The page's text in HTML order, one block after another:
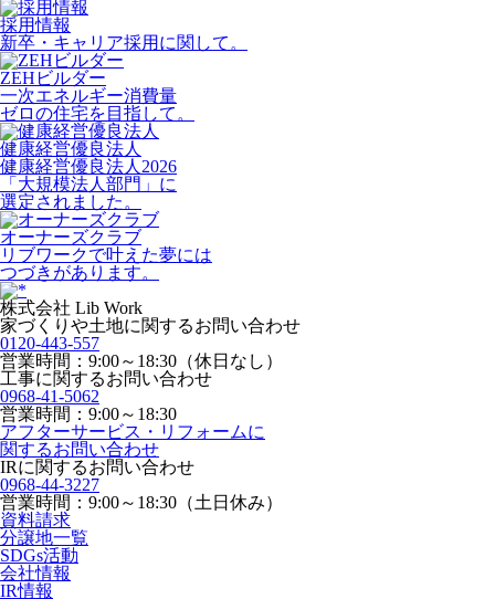
採用情報
新卒・キャリア採用に関して。
ZEHビルダー
一次エネルギー消費量
ゼロの住宅を目指して。
健康経営優良法人
健康経営優良法人2026
「大規模法人部門」に
選定されました。
オーナーズクラブ
リブワークで叶えた夢には
つづきがあります。
株式会社 Lib Work
家づくりや土地に関するお問い合わせ
0120-443-557
営業時間：9:00～18:30（休日なし）
工事に関するお問い合わせ
0968-41-5062
営業時間：9:00～18:30
アフターサービス・リフォームに
関するお問い合わせ
IRに関するお問い合わせ
0968-44-3227
営業時間：9:00～18:30（土日休み）
資料請求
分譲地一覧
SDGs活動
会社情報
IR情報